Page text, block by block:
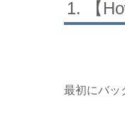
【
最初にバッ